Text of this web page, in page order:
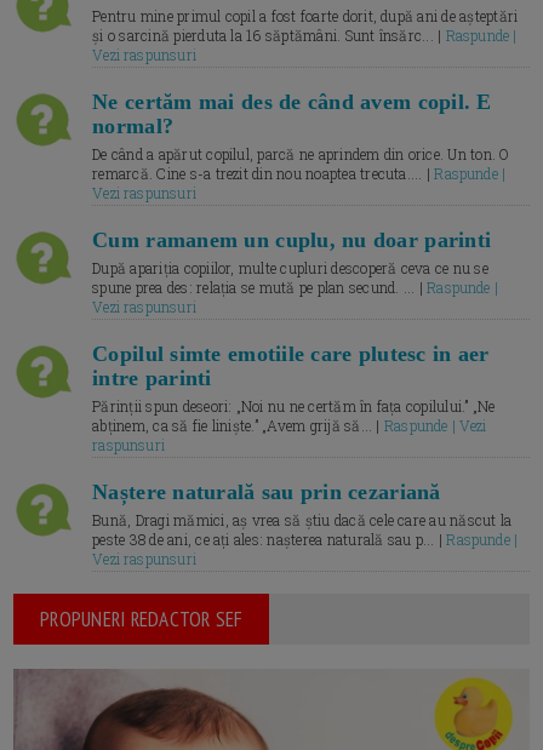
Pentru mine primul copil a fost foarte dorit, după ani de așteptări
și o sarcină pierduta la 16 săptămâni. Sunt însărc... | Raspunde |
Vezi raspunsuri
Ne certăm mai des de când avem copil. E
normal?
De când a apărut copilul, parcă ne aprindem din orice. Un ton. O
remarcă. Cine s-a trezit din nou noaptea trecuta.... |Raspunde |
Vezi raspunsuri
Cum ramanem un cuplu, nu doar parinti
După apariția copiilor, multe cupluri descoperă ceva ce nu se
spune prea des: relația se mută pe plan secund. ... |Raspunde |
Vezi raspunsuri
Copilul simte emotiile care plutesc in aer
intre parinti
Părinții spun deseori: „Noi nu ne certăm în fața copilului.” „Ne
abținem, ca să fie liniște.” „Avem grijă să... | Raspunde | Vezi
raspunsuri
Naștere naturală sau prin cezariană
Bună, Dragi mămici, aș vrea să știu dacă cele care au născut la
peste 38 de ani, ce ați ales: nașterea naturală sau p... |Raspunde |
Vezi raspunsuri
PROPUNERI REDACTOR SEF